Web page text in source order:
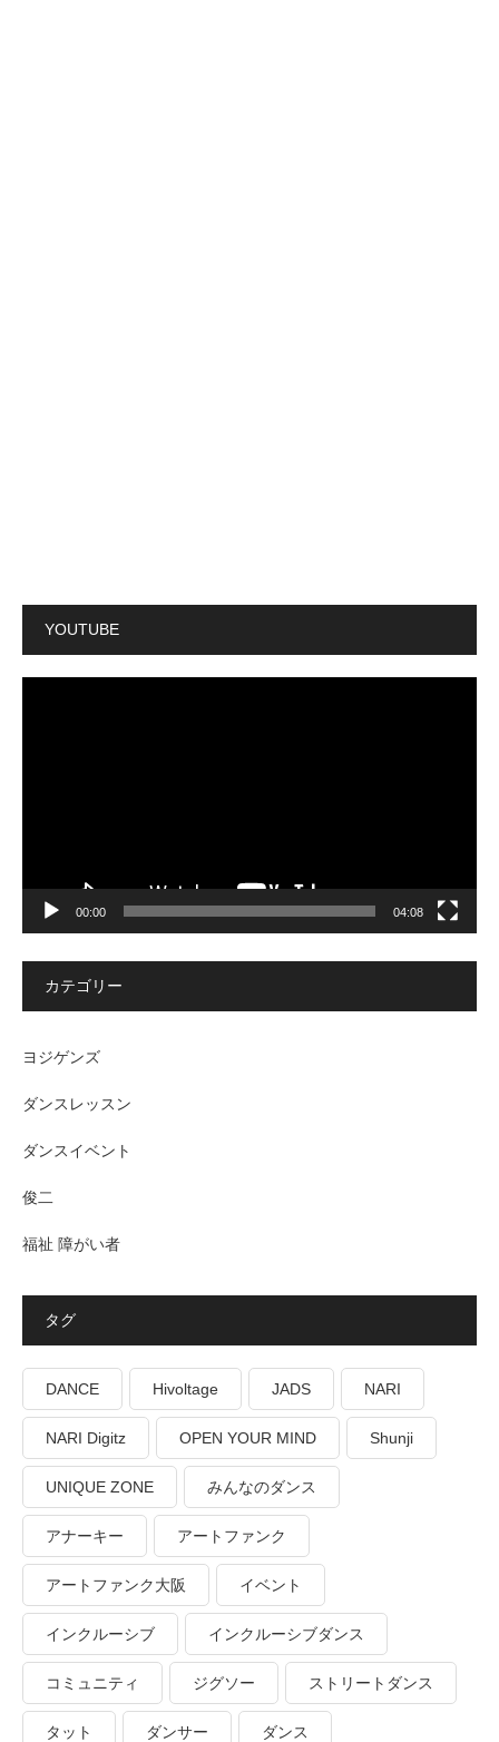
YOUTUBE
00:00 04:08
カテゴリー
ヨジゲンズ
ダンスレッスン
ダンスイベント
俊二
福祉 障がい者
タグ
DANCE Hivoltage JADS NARI
NARI Digitz OPEN YOUR MIND Shunji
UNIQUE ZONE みんなのダンス
アナーキー アートファンク
アートファンク大阪 イベント
インクルーシブ インクルーシブダンス
コミュニティ ジグソー ストリートダンス
タット ダンサー ダンス